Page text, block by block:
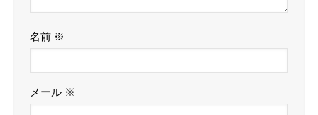
名前 ※
メール ※